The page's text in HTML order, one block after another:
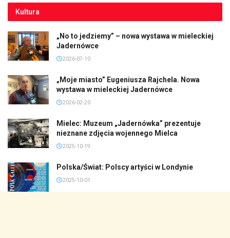
Kultura
„No to jedziemy” – nowa wystawa w mieleckiej
Jadernówce
2026-07-10
„Moje miasto” Eugeniusza Rajchela. Nowa
wystawa w mieleckiej Jadernówce
2026-02-20
Mielec: Muzeum „Jadernówka” prezentuje
nieznane zdjęcia wojennego Mielca
2025-10-19
Polska/Świat: Polscy artyści w Londynie
2025-10-01